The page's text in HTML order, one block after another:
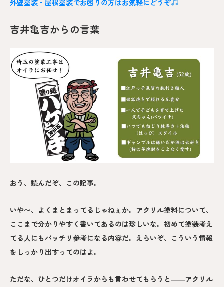
外壁塗装・屋根塗装でお困りの方はお気軽にどうぞ
吉井亀吉からの言葉
おう、読んだぞ、この記事。
いや〜、よくまとまってるじゃねぇか。アクリル塗料について、
ここまで分かりやすく書いてあるのは珍しいな。初めて塗装考え
てる人にもバッチリ参考になる内容だ。えらいぞ、こういう情報
をしっかり出すってのはよ。
ただな、ひとつだけオイラからも言わせてもらうと――アクリル